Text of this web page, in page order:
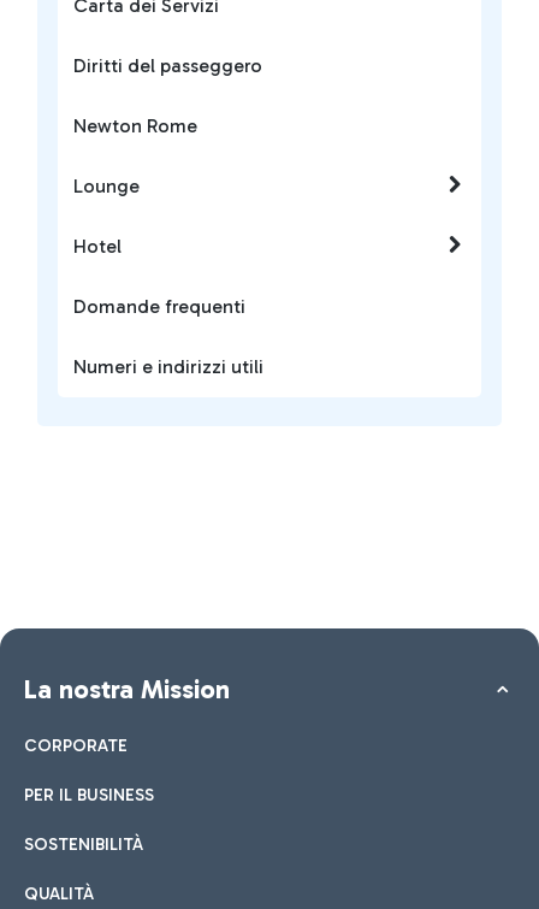
Carta dei Servizi
Diritti del passeggero
Newton Rome
Lounge
Hotel
Domande frequenti
Numeri e indirizzi utili
La nostra Mission
CORPORATE
PER IL BUSINESS
SOSTENIBILITÀ
QUALITÀ